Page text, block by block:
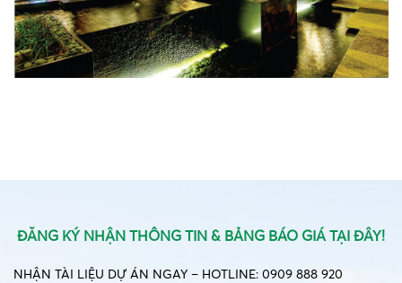
ĐĂNG KÝ NHẬN THÔNG TIN & BẢNG BÁO GIÁ TẠI ĐÂY!
NHẬN TÀI LIỆU DỰ ÁN NGAY – HOTLINE: 0909 888 920